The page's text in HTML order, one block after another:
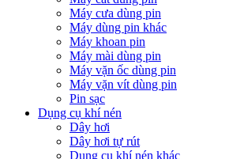
Máy cưa dùng pin
Máy dùng pin khác
Máy khoan pin
Máy mài dùng pin
Máy vặn ốc dùng pin
Máy vặn vít dùng pin
Pin sạc
Dụng cụ khí nén
Dây hơi
Dây hơi tự rút
Dụng cụ khí nén khác